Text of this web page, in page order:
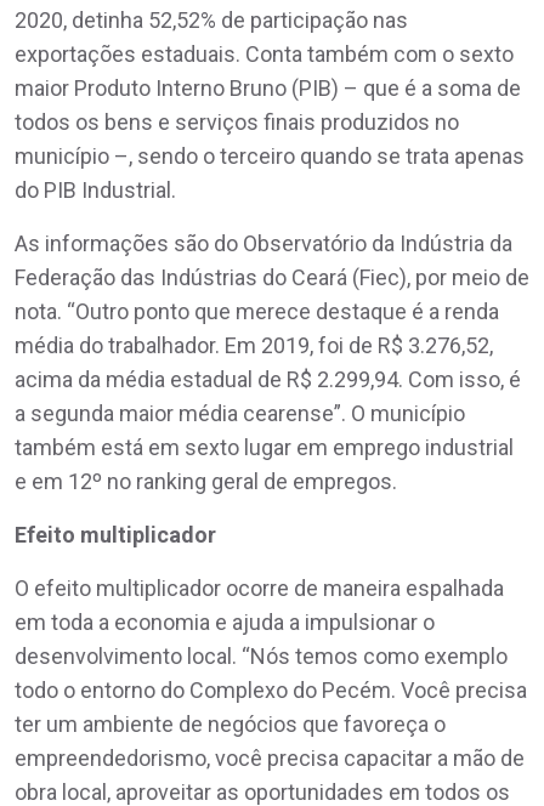
2020, detinha 52,52% de participação nas
exportações estaduais. Conta também com o sexto
maior Produto Interno Bruno (PIB) – que é a soma de
todos os bens e serviços finais produzidos no
município –, sendo o terceiro quando se trata apenas
do PIB Industrial.
As informações são do Observatório da Indústria da
Federação das Indústrias do Ceará (Fiec), por meio de
nota. “Outro ponto que merece destaque é a renda
média do trabalhador. Em 2019, foi de R$ 3.276,52,
acima da média estadual de R$ 2.299,94. Com isso, é
a segunda maior média cearense”. O município
também está em sexto lugar em emprego industrial
e em 12º no ranking geral de empregos.
Efeito multiplicador
O efeito multiplicador ocorre de maneira espalhada
em toda a economia e ajuda a impulsionar o
desenvolvimento local. “Nós temos como exemplo
todo o entorno do Complexo do Pecém. Você precisa
ter um ambiente de negócios que favoreça o
empreendedorismo, você precisa capacitar a mão de
obra local, aproveitar as oportunidades em todos os